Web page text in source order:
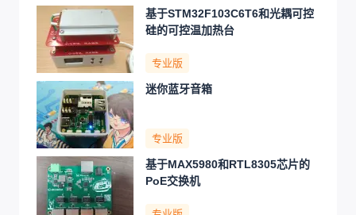
基于STM32F103C6T6和光耦可控
硅的可控温加热台
专业版
迷你蓝牙音箱
专业版
基于MAX5980和RTL8305芯片的
PoE交换机